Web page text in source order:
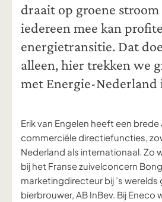
draait op groene
iedereen mee kan
energietransitie. Dat
alleen, hier trekken we
met Energie-Nederland
Erik van Engelen heeft een
commerciële directiefuncties,
Nederland als internationaal. Zo
bij het Franse zuivelconcern
marketingdirecteur bij ’s
bierbrouwer, AB InBev. Bij Eneco